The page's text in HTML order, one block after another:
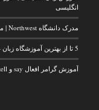
انگلیسی
مدرک دانشگاه Northwest | مسیر جایگزین آیلتس
5 تا از بهترین آموزشگاه زبان + نظرات زبان آموزان | بهترین موسسه زبان در تهران
آموزش گرامر افعال say و tell | تفاوت افعال say و tell